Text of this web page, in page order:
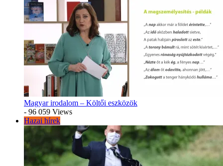
Magyar irodalom – Költői eszközök
- 96 059 Views
Hazai hírek